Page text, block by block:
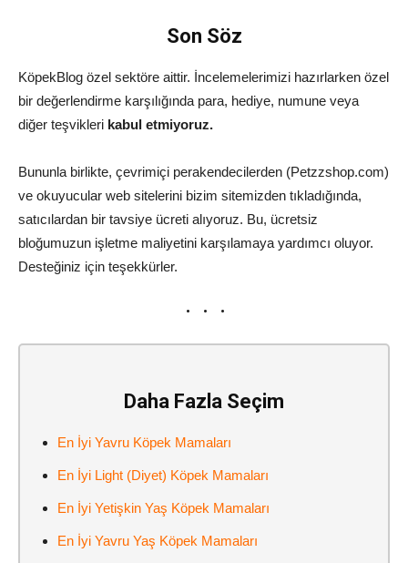
Son Söz
KöpekBlog özel sektöre aittir. İncelemelerimizi hazırlarken özel
bir değerlendirme karşılığında para, hediye, numune veya
diğer teşvikleri kabul etmiyoruz.
Bununla birlikte, çevrimiçi perakendecilerden (Petzzshop.com)
ve okuyucular web sitelerini bizim sitemizden tıkladığında,
satıcılardan bir tavsiye ücreti alıyoruz. Bu, ücretsiz
bloğumuzun işletme maliyetini karşılamaya yardımcı oluyor.
Desteğiniz için teşekkürler.
Daha Fazla Seçim
En İyi Yavru Köpek Mamaları
En İyi Light (Diyet) Köpek Mamaları
En İyi Yetişkin Yaş Köpek Mamaları
En İyi Yavru Yaş Köpek Mamaları